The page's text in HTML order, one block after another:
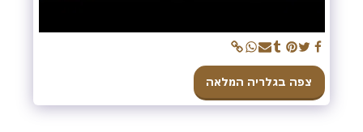
צפה בגלריה המלאה